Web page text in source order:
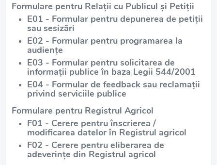
Formulare pentru Relații cu Publicul și Petiții
E01 - Formular pentru depunerea de petiții
sau sesizări
E02 - Formular pentru programarea la
audiențe
E03 - Formular pentru solicitarea de
informații publice în baza Legii 544/2001
E04 - Formular de feedback sau reclamații
privind serviciile publice
Formulare pentru Registrul Agricol
F01 - Cerere pentru înscrierea /
modificarea datelor în Registrul agricol
F02 - Cerere pentru eliberarea de
adeverințe din Registrul agricol